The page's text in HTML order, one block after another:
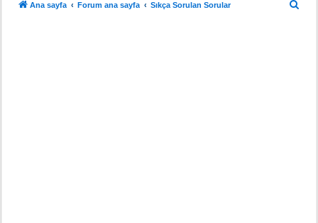
Ana sayfa Forum ana sayfa Sıkça Sorulan Sorular